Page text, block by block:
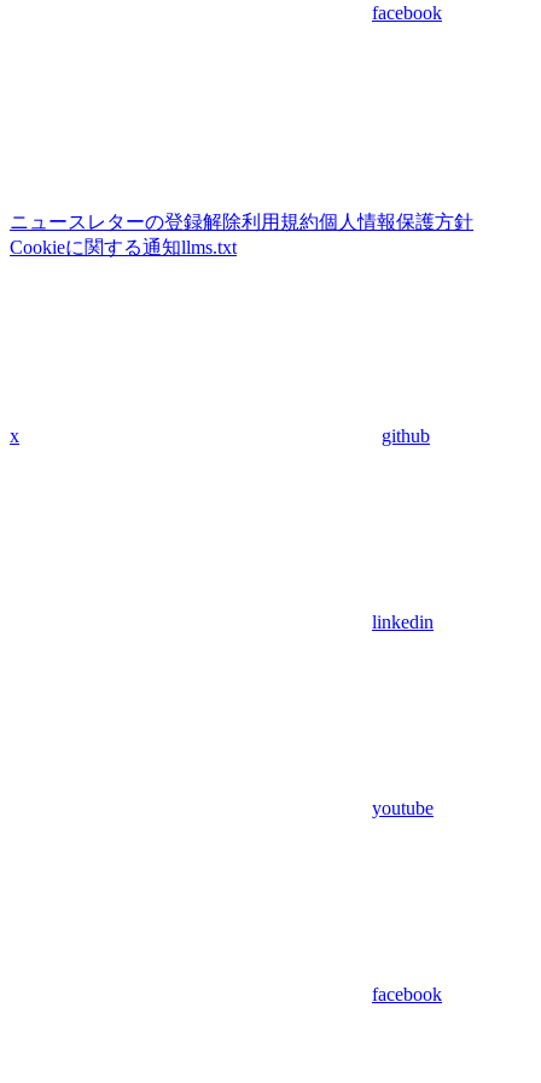
facebook
ニュースレターの登録解除利用規約個人情報保護方針
Cookieに関する通知llms.txt
x github
linkedin
youtube
facebook